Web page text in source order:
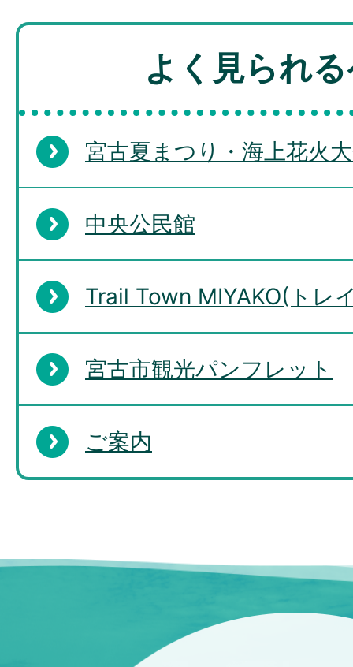
よく見られ
宮古夏まつり・海上花火
中央公民館
Trail Town MIYAKO(トレ
宮古市観光パンフレット
ご案内